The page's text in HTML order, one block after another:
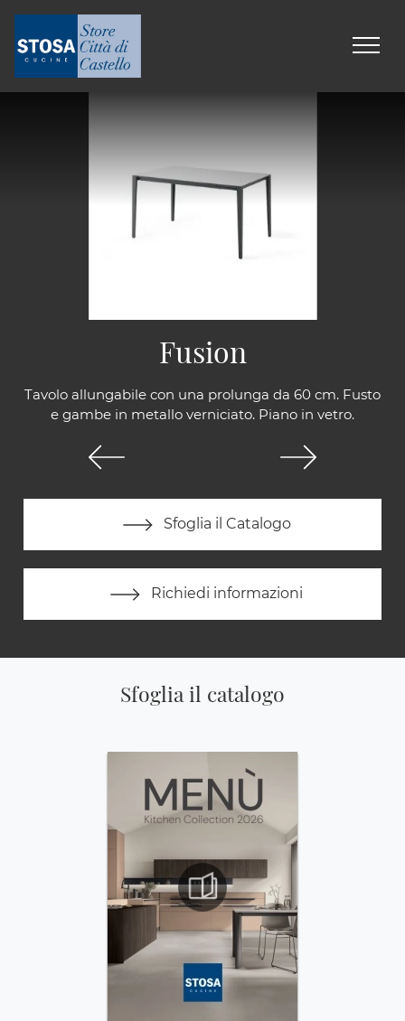
Tavolo allungabile con una prolunga da 60 cm. Fusto
e gambe in metallo verniciato. Piano in vetro.
Sfoglia il Catalogo
Richiedi informazioni
Fusion
Sfoglia il catalogo